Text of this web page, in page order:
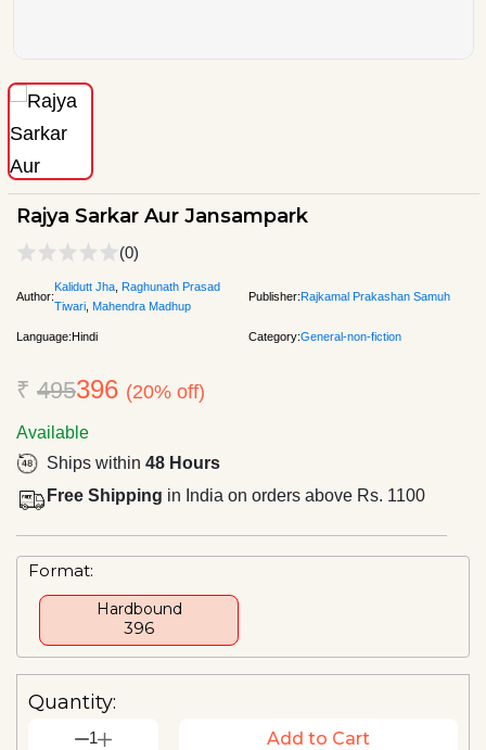
Rajya Sarkar Aur Jansampark
(0)
Author:
Kalidutt Jha Raghunath Prasad
Tiwari Mahendra Madhup
Publisher:Rajkamal Prakashan Samuh
Language:Hindi Category:General-non-fiction
₹ 495396 (20% off)
Available
Ships within 48 Hours
Free Shipping in India on orders above Rs. 1100
Format:
Hardbound
₹396
Quantity:
1 Add to Cart